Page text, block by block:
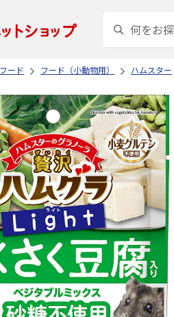
フード フード（小動物用） ハムスター